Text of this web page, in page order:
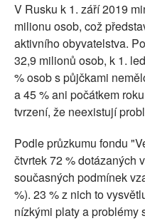
V Rusku k 1. září 2019
milionu osob, což
aktivního obyvatelstva.
32,9 milionů osob, k 1.
% osob s půjčkami
a 45 % ani počátkem
tvrzení, že neexistují
Podle průzkumu fondu
čtvrtek 72 % dotázaných
současných podmínek
%). 23 % z nich to
nízkými platy a problémy